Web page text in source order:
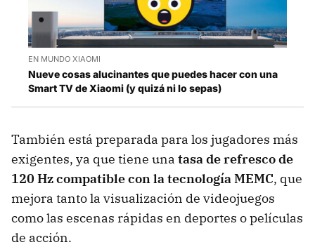
EN MUNDO XIAOMI
Nueve cosas alucinantes que puedes hacer con una
Smart TV de Xiaomi (y quizá ni lo sepas)
También está preparada para los jugadores más
exigentes, ya que tiene una tasa de refresco de
120 Hz compatible con la tecnología MEMC, que
mejora tanto la visualización de videojuegos
como las escenas rápidas en deportes o películas
de acción.